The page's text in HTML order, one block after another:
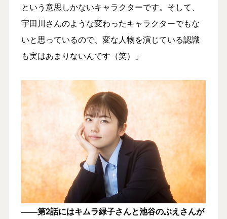
という意思しかないキャラクターです。そして、
宇田川さんのような変わったキャラクターでもな
いと思っているので、変な人物を演じている認識
も実はあまりないんです（笑）」
――第2話にはキムラ緑子さんと池谷のぶえさんが